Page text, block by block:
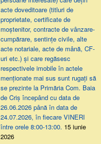
acte doveditoare (titluri de
proprietate, certificate de
moștenitor, contracte de vânzare-
cumpărare, sentințe civile, alte
acte notariale, acte de mână, CF-
uri etc.) și care regăsesc
respectivele imobile în actele
menționate mai sus sunt rugați să
se prezinte la Primăria Com. Baia
de Criș începând cu data de
26.06.2026 până în data de
24.07.2026, în fiecare VINERI
între orele 8:00-13:00. 15 iunie
2026